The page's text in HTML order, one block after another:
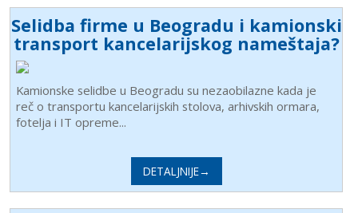
Selidba firme u Beogradu i kamionski
transport kancelarijskog nameštaja?
Kamionske selidbe u Beogradu su nezaobilazne kada je
reč o transportu kancelarijskih stolova, arhivskih ormara,
fotelja i IT opreme...
DETALJNIJE→